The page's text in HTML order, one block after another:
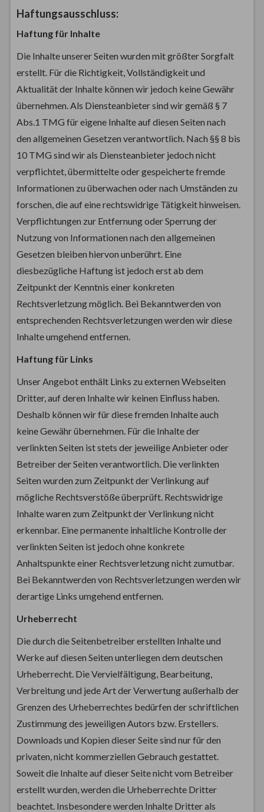
Haftungsausschluss:
Haftung für Inhalte
Die Inhalte unserer Seiten wurden mit größter Sorgfalt
erstellt. Für die Richtigkeit, Vollständigkeit und
Aktualität der Inhalte können wir jedoch keine Gewähr
übernehmen. Als Diensteanbieter sind wir gemäß § 7
Abs.1 TMG für eigene Inhalte auf diesen Seiten nach
den allgemeinen Gesetzen verantwortlich. Nach §§ 8 bis
10 TMG sind wir als Diensteanbieter jedoch nicht
verpflichtet, übermittelte oder gespeicherte fremde
Informationen zu überwachen oder nach Umständen zu
forschen, die auf eine rechtswidrige Tätigkeit hinweisen.
Verpflichtungen zur Entfernung oder Sperrung der
Nutzung von Informationen nach den allgemeinen
Gesetzen bleiben hiervon unberührt. Eine
diesbezügliche Haftung ist jedoch erst ab dem
Zeitpunkt der Kenntnis einer konkreten
Rechtsverletzung möglich. Bei Bekanntwerden von
entsprechenden Rechtsverletzungen werden wir diese
Inhalte umgehend entfernen.
Haftung für Links
Unser Angebot enthält Links zu externen Webseiten
Dritter, auf deren Inhalte wir keinen Einfluss haben.
Deshalb können wir für diese fremden Inhalte auch
keine Gewähr übernehmen. Für die Inhalte der
verlinkten Seiten ist stets der jeweilige Anbieter oder
Betreiber der Seiten verantwortlich. Die verlinkten
Seiten wurden zum Zeitpunkt der Verlinkung auf
mögliche Rechtsverstöße überprüft. Rechtswidrige
Inhalte waren zum Zeitpunkt der Verlinkung nicht
erkennbar. Eine permanente inhaltliche Kontrolle der
verlinkten Seiten ist jedoch ohne konkrete
Anhaltspunkte einer Rechtsverletzung nicht zumutbar.
Bei Bekanntwerden von Rechtsverletzungen werden wir
derartige Links umgehend entfernen.
Urheberrecht
Die durch die Seitenbetreiber erstellten Inhalte und
Werke auf diesen Seiten unterliegen dem deutschen
Urheberrecht. Die Vervielfältigung, Bearbeitung,
Verbreitung und jede Art der Verwertung außerhalb der
Grenzen des Urheberrechtes bedürfen der schriftlichen
Zustimmung des jeweiligen Autors bzw. Erstellers.
Downloads und Kopien dieser Seite sind nur für den
privaten, nicht kommerziellen Gebrauch gestattet.
Soweit die Inhalte auf dieser Seite nicht vom Betreiber
erstellt wurden, werden die Urheberrechte Dritter
beachtet. Insbesondere werden Inhalte Dritter als